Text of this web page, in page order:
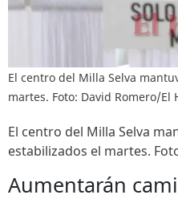
El centro del Milla Selva
martes. Foto: David Romero/El
El centro del Milla Selva
estabilizados el martes.
Aumentarán